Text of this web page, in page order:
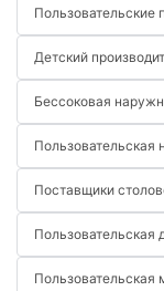
Пользовательские
Детский
Бессоковая
Пользовательская
Поставщики
Пользовательская
Пользовательская